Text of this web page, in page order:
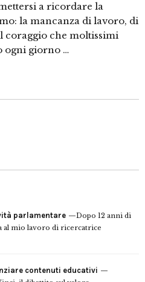
a ricordare la
la mancanza di lavoro, di
coraggio che moltissimi
ogni giorno …
parlamentare
Dopo 12 anni di
al mio lavoro di ricercatrice
contenuti educativi